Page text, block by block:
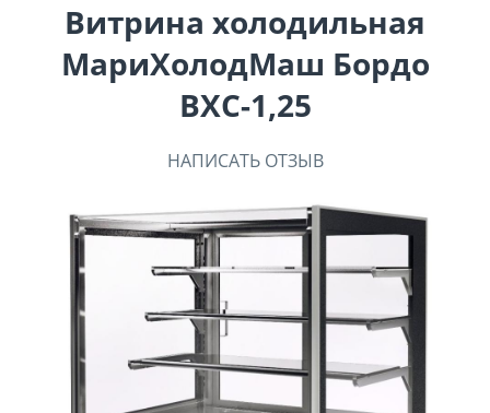
Витрина холодильная
МариХолодМаш Бордо
ВХС-1,25
НАПИСАТЬ ОТЗЫВ